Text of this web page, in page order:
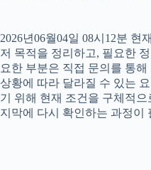
2026년06월04일 08시12분 현
저 목적을 정리하고, 필요한
요한 부분은 직접 문의를 통
상황에 따라 달라질 수 있는
기 위해 현재 조건을 구체적
지막에 다시 확인하는 과정이